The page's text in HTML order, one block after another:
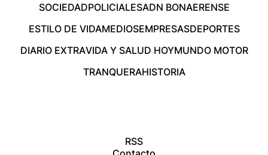
SOCIEDADPOLICIALESADN BONAERENSE
ESTILO DE VIDAMEDIOSEMPRESASDEPORTES
DIARIO EXTRAVIDA Y SALUD HOYMUNDO MOTOR
TRANQUERAHISTORIA
RSS